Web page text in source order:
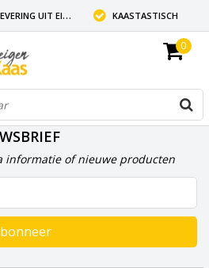
UIT EIGEN VOORRAAD KAASTASTISCH
0
informatie of nieuwe producten